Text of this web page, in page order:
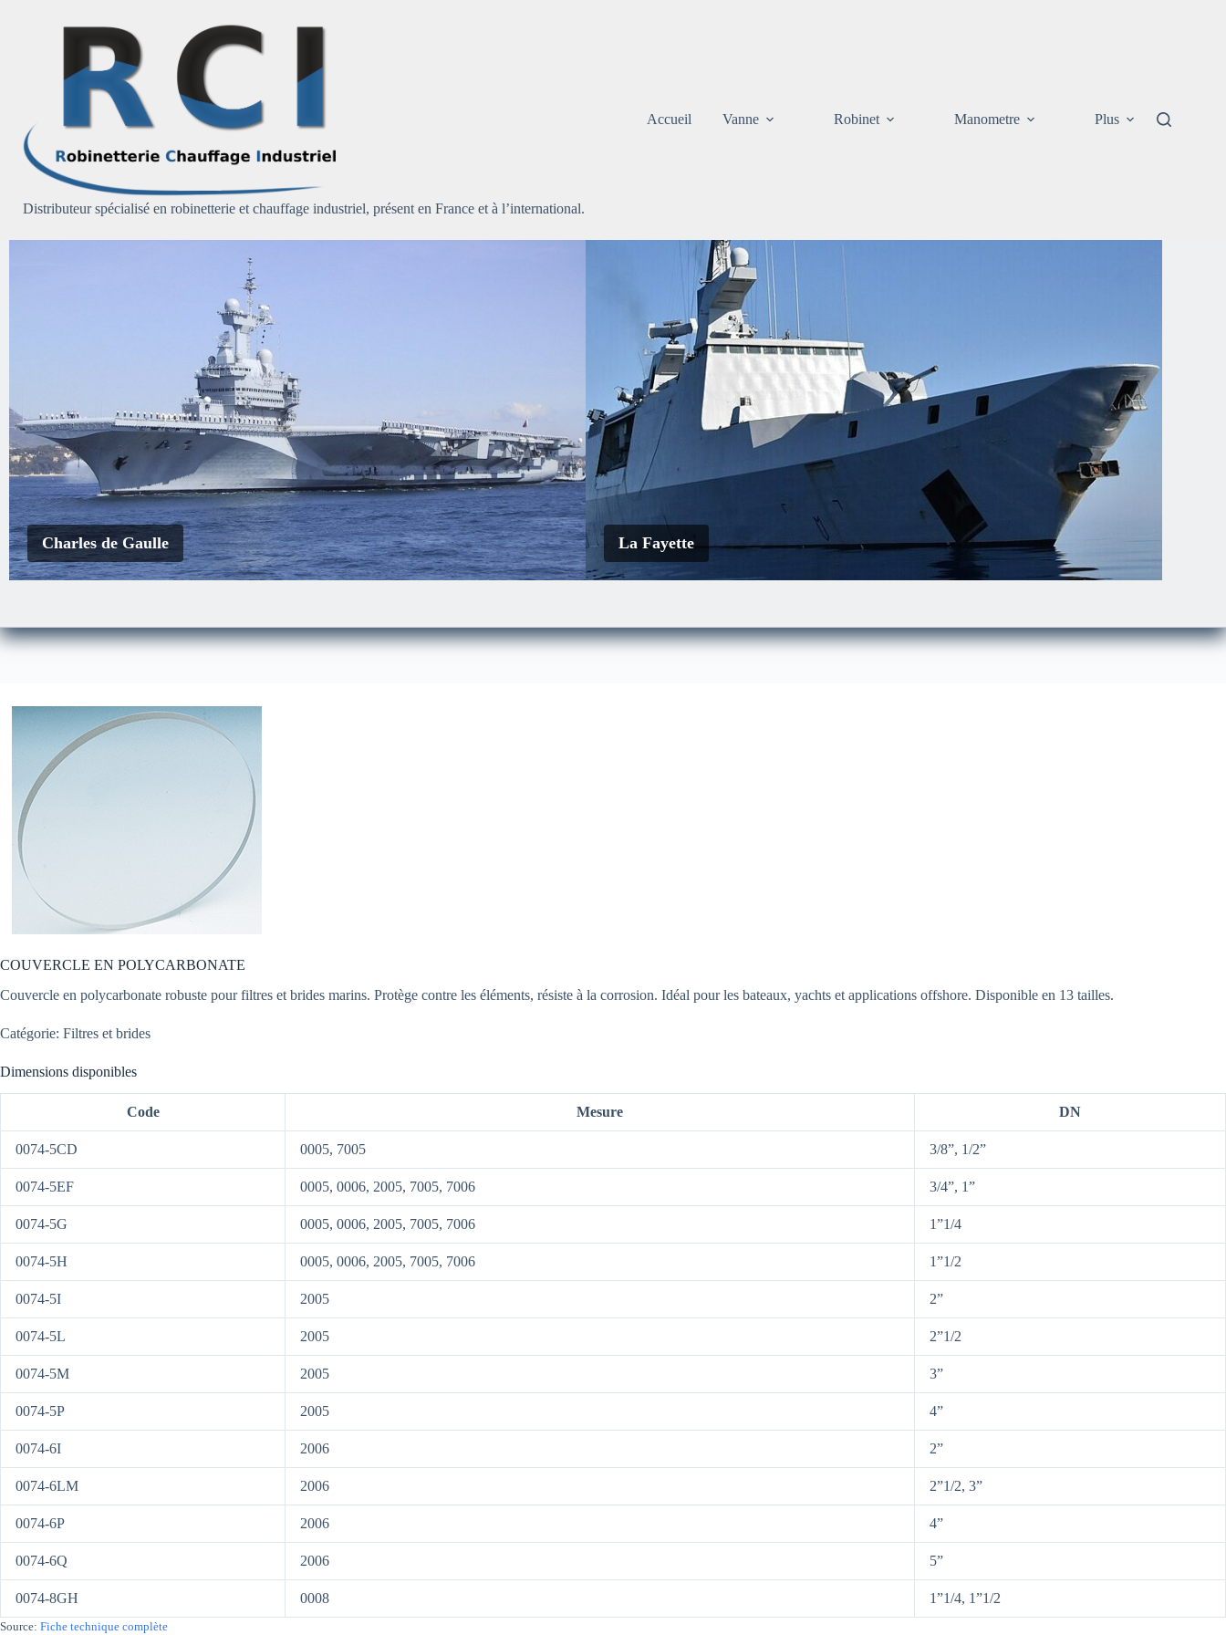
Distributeur spécialisé en robinetterie et chauffage industriel, présent en France et à l’international.
Accueil Vanne Robinet Manometre Plus
Charles de Gaulle La Fayette
COUVERCLE EN POLYCARBONATE
Couvercle en polycarbonate robuste pour filtres et brides marins. Protège contre les éléments, résiste à la corrosion. Idéal pour les bateaux, yachts et applications offshore. Disponible en 13 tailles.
Catégorie: Filtres et brides
Dimensions disponibles
Code Mesure DN
0074-5CD 0005, 7005 3/8”, 1/2”
0074-5EF 0005, 0006, 2005, 7005, 7006 3/4”, 1”
0074-5G 0005, 0006, 2005, 7005, 7006 1”1/4
0074-5H 0005, 0006, 2005, 7005, 7006 1”1/2
0074-5I 2005 2”
0074-5L 2005 2”1/2
0074-5M 2005 3”
0074-5P 2005 4”
0074-6I 2006 2”
0074-6LM 2006 2”1/2, 3”
0074-6P 2006 4”
0074-6Q 2006 5”
0074-8GH 0008 1”1/4, 1”1/2
Source: Fiche technique complète